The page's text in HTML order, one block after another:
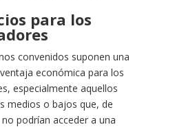
para los
convenidos suponen una
económica para los
especialmente aquellos
medios o bajos que, de
podrían acceder a una